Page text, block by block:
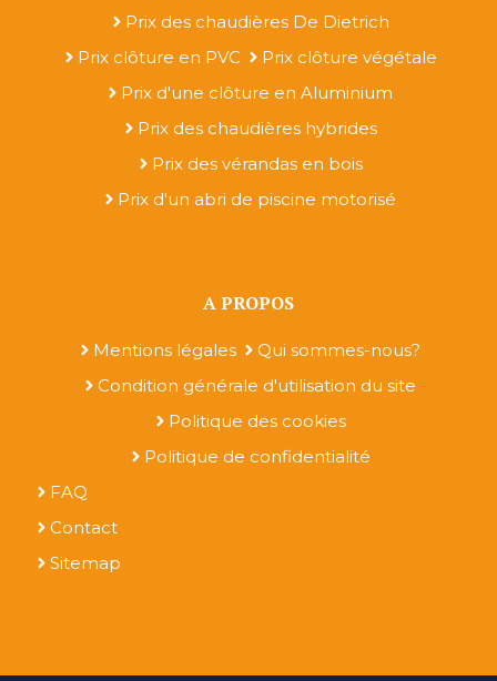
Prix des chaudières De Dietrich
Prix clôture en PVC
Prix clôture végétale
Prix d'une clôture en Aluminium
Prix des chaudières hybrides
Prix des vérandas en bois
Prix d'un abri de piscine motorisé
A PROPOS
Mentions légales
Qui sommes-nous?
Condition générale d'utilisation du site
Politique des cookies
Politique de confidentialité
FAQ
Contact
Sitemap